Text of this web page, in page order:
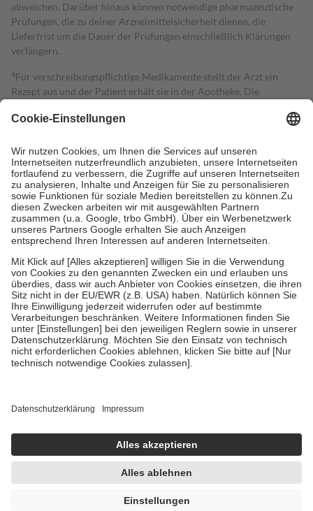
abweichen. Darüber hinaus können notwendige pharmazeutische
Prüfungen, die zu deiner Arzneimittelsicherheit dienen, die
Lieferfrist um die Dauer der Prüfungen einschließlich Klärungen
verlängern.
4Für verschreibungspflichtige Medikamente stellt der Arzt ein
Rezept aus und der Patient erhält sie in der Apotheke. Die
Kosten dafür, der Versicherte trägt einen Teil davon als Zuzahlung
Grundsätzlich leisten Mitglieder Zuzahlungen in Höhe von zehn
Prozent des Abgabepreises,mindestensjedochfünf Euround
höchstens zehn Euro.Es sind jedoch nie mehr als die tatsächlichen
Kosten der Leistung zu entrichten.
Diese Regeln gelten grundsätzlich auch für Online-Apotheken.
Bei Heilmitteln und häuslicher Krankenpflege beträgt die
Zuzahlung zehn Prozent der Kosten sowie zehn Euro je
Um das Engagement der Versicherten für ihre eigene Gesundheit zu
stärken und die besondere Stellung der Familie zu unterstützen,
fallenkeine Zuzahlungen an bei:
• Kindern und Jugendlichen bis zum vollendeten 18. Lebensjahr
mit Ausnahme der Fahrkosten
• Untersuchungen zur Vorsorge und Früherkennung, die von der
GKV getragen werden
• empfohlenen Schutzimpfungen
Wir nutzen Trusted Shops als unabhängigen Dienstleister für die
getroffen, um sicherzustellen, dass es sich um echte Bewertungen
handelt. Mehr Informationen findest du hier:
https://help.etrusted.com/hc/de/articles/4419944605341
Einige Bilder und Inhalte wurden unter Zuhilfenahme künstlicher